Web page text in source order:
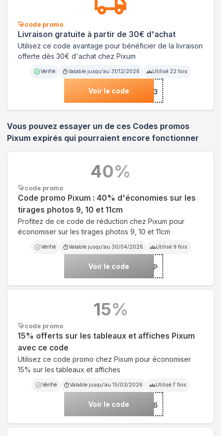
code promo
Livraison gratuite à partir de 30€ d'achat
Utilisez ce code avantage pour bénéficier de la livraison
offerte dès 30€ d'achat chez Pixum
Vérifié Valable jusqu'au 31/12/2026 Utilisé 22 fois
Voir le code
***ZC4B2JAYB73
Vous pouvez essayer un de ces Codes promos
Pixum expirés qui pourraient encore fonctionner
code promo
Code promo Pixum : 40% d'économies sur les
tirages photos 9, 10 et 11cm
Profitez de ce code de réduction chez Pixum pour
économiser sur les tirages photos 9, 10 et 11cm
Vérifié Valable jusqu'au 30/04/2026 Utilisé 9 fois
Voir le code***TOS-40P
40%
code promo
15% offerts sur les tableaux et affiches Pixum
avec ce code
Utilisez ce code promo chez Pixum pour économiser
15% sur les tableaux et affiches
Vérifié Valable jusqu'au 15/03/2026 Utilisé 7 fois
Voir le code***16-26
15%